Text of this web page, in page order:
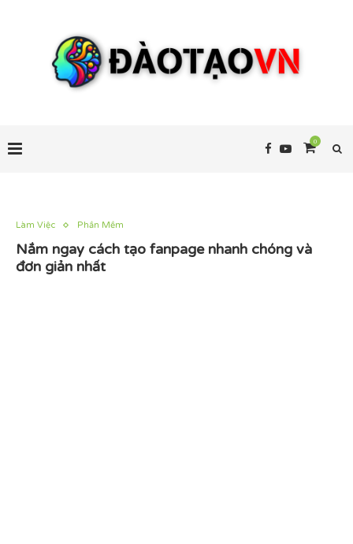
0
Làm Việc Phần Mềm
Nắm ngay cách tạo fanpage nhanh chóng và
đơn giản nhất